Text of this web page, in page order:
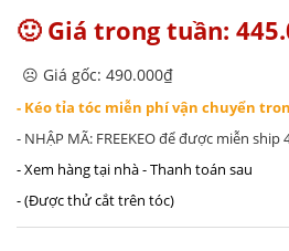
🙂 Giá trong tuần:
☹️ Giá gốc: 490.000₫
- Kéo tỉa tóc miễn phí vận chuyển
- NHẬP MÃ: FREEKEO để được miễn ship
- Xem hàng tại nhà - Thanh toán sau
- (Được thử cắt trên tóc)